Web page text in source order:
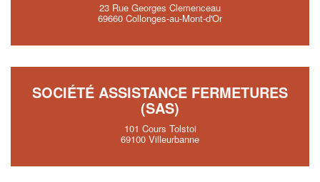
23 Rue Georges Clemenceau
69660 Collonges-au-Mont-d'Or
SOCIÉTÉ ASSISTANCE FERMETURES
(SAS)
101 Cours Tolstoi
69100 Villeurbanne